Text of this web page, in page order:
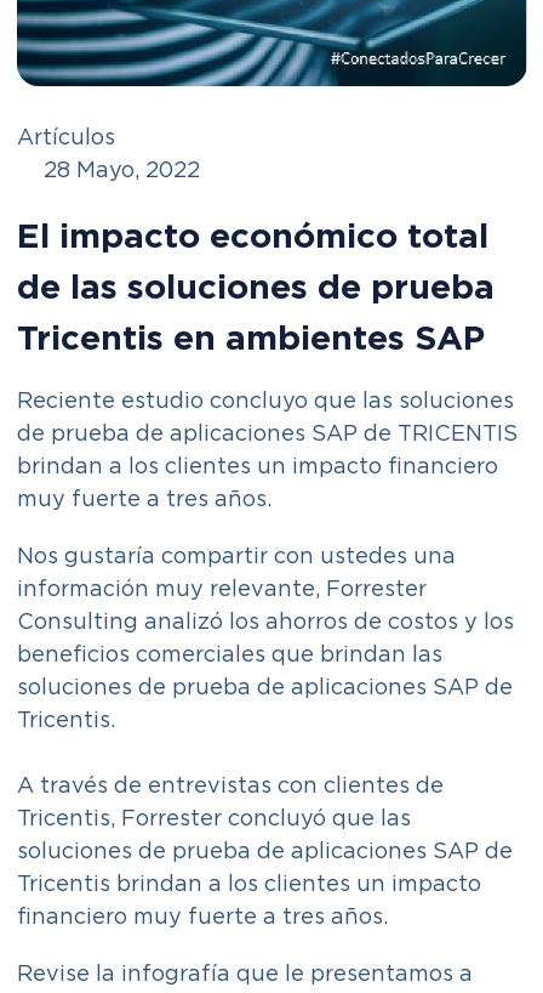
Artículos
28 Mayo, 2022
El impacto económico total
de las soluciones de prueba
Tricentis en ambientes SAP
Reciente estudio concluyo que las soluciones
de prueba de aplicaciones SAP de TRICENTIS
brindan a los clientes un impacto financiero
muy fuerte a tres años.
Nos gustaría compartir con ustedes una
información muy relevante, Forrester
Consulting analizó los ahorros de costos y los
beneficios comerciales que brindan las
soluciones de prueba de aplicaciones SAP de
Tricentis.
A través de entrevistas con clientes de
Tricentis, Forrester concluyó que las
soluciones de prueba de aplicaciones SAP de
Tricentis brindan a los clientes un impacto
financiero muy fuerte a tres años.
Revise la infografía que le presentamos a